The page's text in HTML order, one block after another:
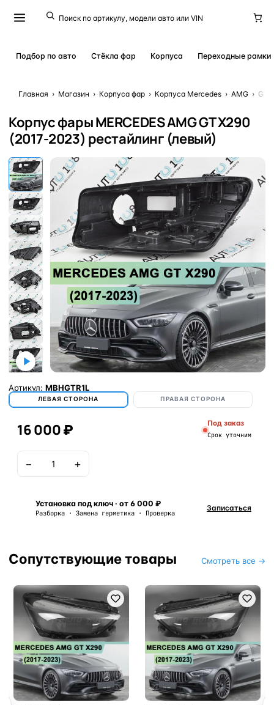
Подбор по авто Стёкла фар Корпуса Переходные рамки
Главная › Магазин › Корпуса фар › Корпуса Mercedes › AMG › GT
Корпус фары MERCEDES AMG GT X290
(2017-2023) рестайлинг (левый)
Артикул: MBHGTR1L
ЛЕВАЯ СТОРОНА ПРАВАЯ СТОРОНА
16 000 ₽ Под заказ
Срок уточним
− +
Установка под ключ · от 6 000 ₽
Разборка · Замена герметика · Проверка
Записаться
Сопутствующие товары Смотреть все →